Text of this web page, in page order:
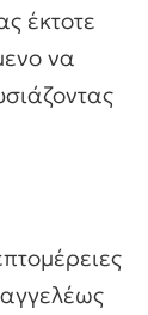
έκτοτε
να